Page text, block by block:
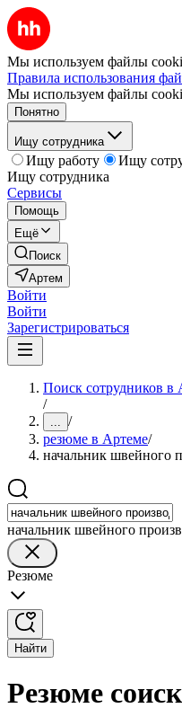
Мы используем файлы
Правила использования
Мы используем файлы
Понятно
Ищу сотрудника
Ищу работу
Ищу
Ищу сотрудника
Сервисы
Помощь
Ещё
Поиск
Артем
Войти
Войти
Зарегистрироваться
Поиск сотрудников в
/
... /
резюме в Артеме/
начальник швейного
начальник швейного
Резюме
Найти
Резюме